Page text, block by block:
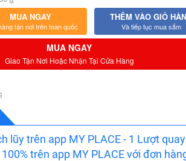
MUA NGAY
tận nơi trên toàn quốc
THÊM VÀO GIỎ
Và tiếp tục mua sắm
MUA NGAY
Giao Tận Nơi Hoặc Nhận Tại Cửa Hàng
lũy trên app MY PLACE - 1 Lượt
trên app MY PLACE với đơn